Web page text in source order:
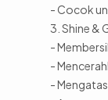
- Cocok
3. Shine &
-
-
-